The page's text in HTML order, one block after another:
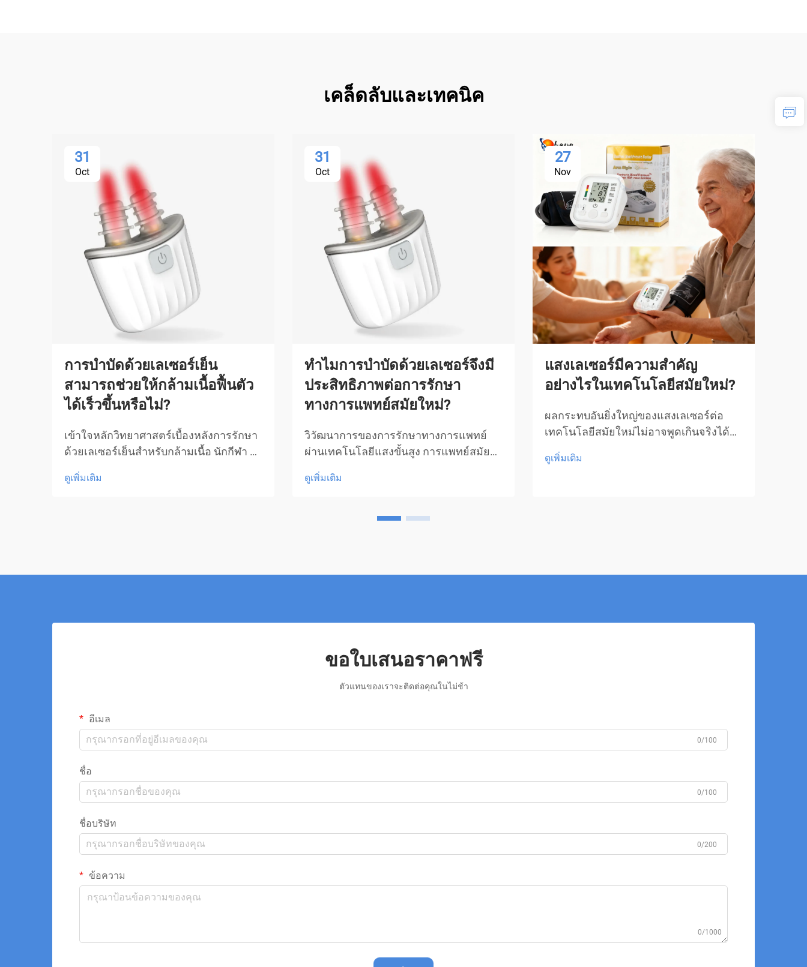
เคล็ดลับและเทคนิค
31
Oct
การบำบัดด้วยเลเซอร์เย็น
สามารถช่วยให้กล้ามเนื้อฟื้นตัว
ได้เร็วขึ้นหรือไม่?
เข้าใจหลักวิทยาศาสตร์เบื้องหลังการรักษา
ด้วยเลเซอร์เย็นสำหรับกล้ามเนื้อ นักกีฬา ผู้
กำลังฟื้นตัวจากอาการบาดเจ็บ ต่างมองหา
ดูเพิ่มเติม
31
Oct
ทำไมการบำบัดด้วยเลเซอร์จึงมี
ประสิทธิภาพต่อการรักษา
ทางการแพทย์สมัยใหม่?
วิวัฒนาการของการรักษาทางการแพทย์
ผ่านเทคโนโลยีแสงขั้นสูง การแพทย์สมัย
ระดับการดูแลผู้ป่วยและผลลัพธ์ในการ
คือ การบำบัดด้วยเลเซอร์ ซึ่งได้กลายเป็น
ดูเพิ่มเติม
27
Nov
แสงเลเซอร์มีความสำคัญ
อย่างไรในเทคโนโลยีสมัยใหม่?
ผลกระทบอันยิ่งใหญ่ของแสงเลเซอร์ต่อ
เทคโนโลยีสมัยใหม่ไม่อาจพูดเกินจริงได้
การรักษาทางการแพทย์ขั้นสูง แสงเลเซอร์
ดูเพิ่มเติม
ขอใบเสนอราคาฟรี
ตัวแทนของเราจะติดต่อคุณในไม่ช้า
อีเมล
0/100
ชื่อ
0/100
ชื่อบริษัท
0/200
ข้อความ
0/1000